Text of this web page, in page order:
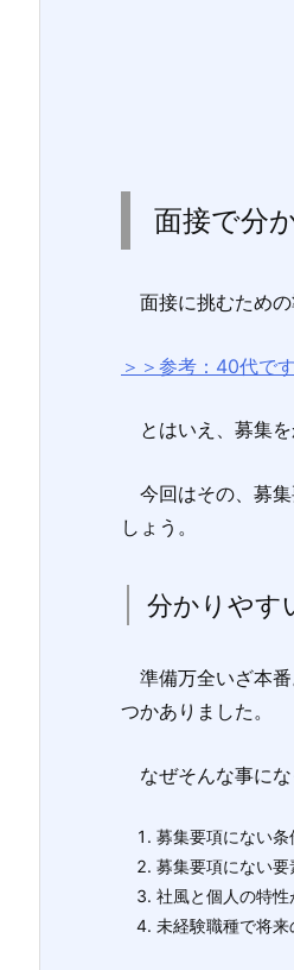
面接で分
面接に挑むための
＞＞参考：40代で
とはいえ、募集を
今回はその、募集
しょう。
分かりやす
準備万全いざ本番
つかありました。
なぜそんな事にな
募集要項にない
募集要項にない
社風と個人の特性
未経験職種で将